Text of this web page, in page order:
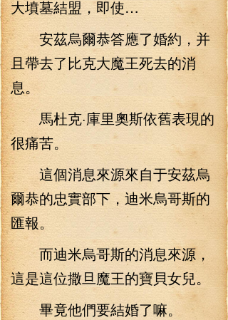
大墳墓結盟，即使…
安茲烏爾恭答應了婚約，并
且帶去了比克大魔王死去的消
息。
馬杜克·庫里奧斯依舊表現的
很痛苦。
這個消息來源來自于安茲烏
爾恭的忠實部下，迪米烏哥斯的
匯報。
而迪米烏哥斯的消息來源，
這是這位撒旦魔王的寶貝女兒。
畢竟他們要結婚了嘛。